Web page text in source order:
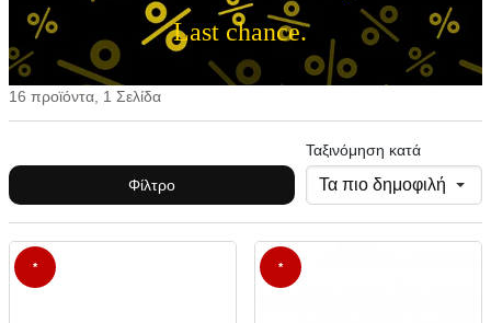
Last chance.
16 προϊόντα, 1 Σελίδα
Φίλτρο
Ταξινόμηση κατά
* *